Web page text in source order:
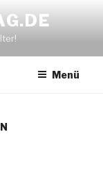
Menü